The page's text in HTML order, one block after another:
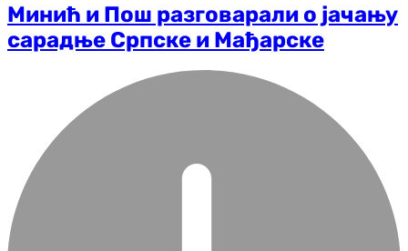
Минић и Пош разговарали о јачању
сарадње Српске и Мађарске